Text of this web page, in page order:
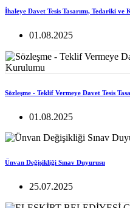
İhaleye Davet Tesis Tasarımı, Tedariki ve
01.08.2025
Sözleşme - Teklif Vermeye Davet Tesis
01.08.2025
Ünvan Değişikliği Sınav Duyurusu
25.07.2025